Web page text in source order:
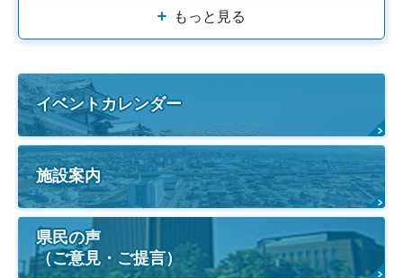
もっと見る
イベントカレンダー
施設案内
県民の声
（ご意見・ご提言）